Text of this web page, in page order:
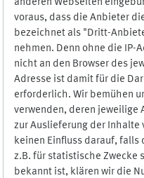
anderen Webseiten
voraus, dass die Anbieter
bezeichnet als "Dritt-
nehmen. Denn ohne die IP-
nicht an den Browser des
Adresse ist damit für die
erforderlich. Wir bemühen
verwenden, deren jeweilige
zur Auslieferung der Inhalte
keinen Einfluss darauf, falls
z.B. für statistische Zwecke
bekannt ist, klären wir die